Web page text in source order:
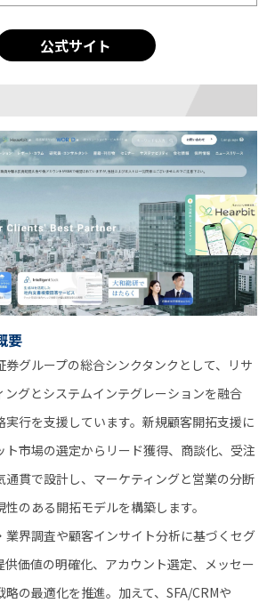
公式サイト
要
券グループの総合シンクタンクとして、リサ
ングとシステムインテグレーションを融合
実行を支援しています。新規顧客開拓支援に
ト市場の選定からリード獲得、商談化、受注
通貫で設計し、マーケティングと営業の分断
のある開拓モデルを構築します。
業界調査や顧客インサイト分析に基づくセグ
供価値の明確化、アカウント選定、メッセー
の最適化を推進。加えて、SFA/CRMや